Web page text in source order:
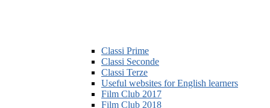
Classi Prime
Classi Seconde
Classi Terze
Useful websites for English learners
Film Club 2017
Film Club 2018